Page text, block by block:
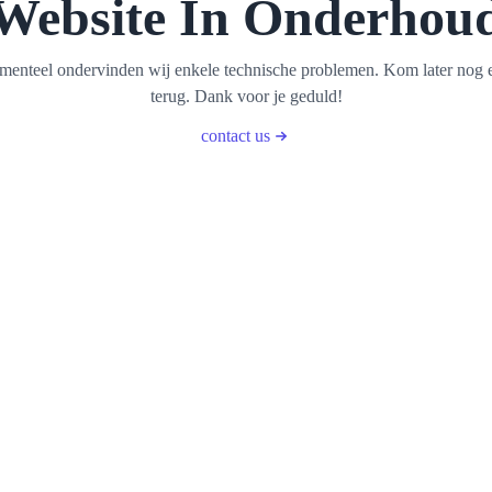
In
ondervinden wij enkele technische problemen. Kom later nog
terug. Dank voor je geduld!
contact us